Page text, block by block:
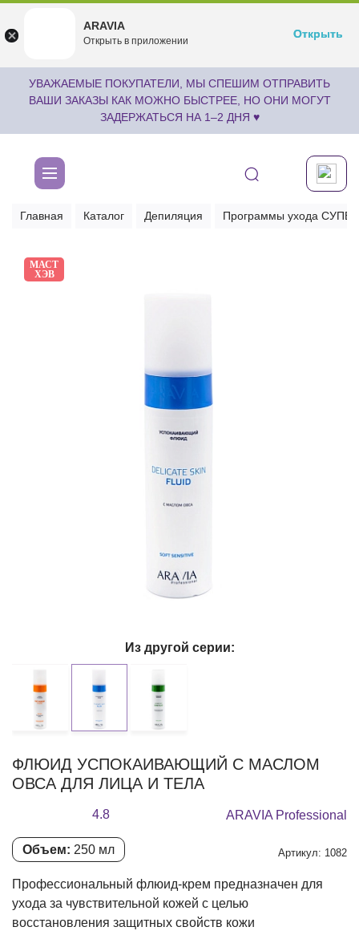
undefined
Бесплатноru.aravia.new
Открыть
УВАЖАЕМЫЕ ПОКУПАТЕЛИ, МЫ СПЕШИМ ОТПРАВИТЬ
ВАШИ ЗАКАЗЫ КАК МОЖНО БЫСТРЕЕ, НО ОНИ МОГУТ
ЗАДЕРЖАТЬСЯ НА 1–2 ДНЯ ♥
Главная Каталог Депиляция Программы ухода
МАСТ
ХЭВ
ФЛЮИД УСПОКАИВАЮЩИЙ С МАСЛОМ
ОВСА ДЛЯ ЛИЦА И ТЕЛА
4.8 ARAVIA Professional
Объем: 250 мл Артикул: 1082
Профессиональный флюид-крем предназначен для
ухода за чувствительной кожей с целью
восстановления защитных свойств кожи
Из другой серии:
ARAVIA
Открыть в приложении
Открыть